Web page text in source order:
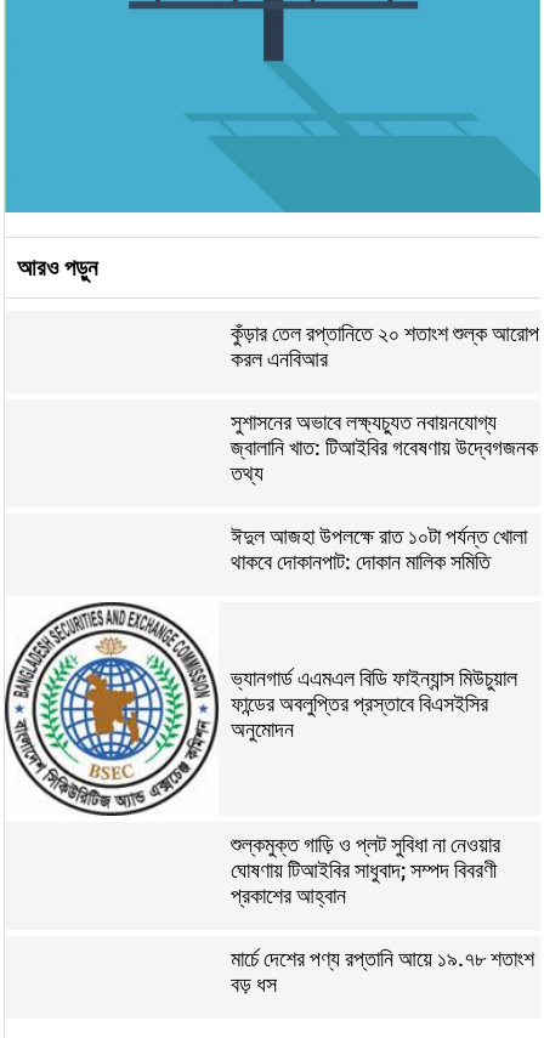
আরও পড়ুন
কুঁড়ার তেল রপ্তানিতে ২০ শতাংশ শুল্ক আরোপ
করল এনবিআর
সুশাসনের অভাবে লক্ষ্যচ্যুত নবায়নযোগ্য
জ্বালানি খাত: টিআইবির গবেষণায় উদ্বেগজনক
তথ্য
ঈদুল আজহা উপলক্ষে রাত ১০টা পর্যন্ত খোলা
থাকবে দোকানপাট: দোকান মালিক সমিতি
ভ্যানগার্ড এএমএল বিডি ফাইন্যান্স মিউচুয়াল
ফান্ডের অবলুপ্তির প্রস্তাবে বিএসইসির
অনুমোদন
শুল্কমুক্ত গাড়ি ও প্লট সুবিধা না নেওয়ার
ঘোষণায় টিআইবির সাধুবাদ; সম্পদ বিবরণী
প্রকাশের আহ্বান
মার্চে দেশের পণ্য রপ্তানি আয়ে ১৯.৭৮ শতাংশ
বড় ধস